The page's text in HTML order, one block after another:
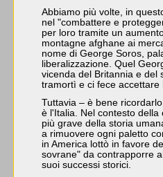
Abbiamo più volte, in
nel "combattere e
per loro tramite un
montagne afghane ai
nome di George Soros,
liberalizzazione. Quel
vicenda del Britannia e del
tramortì e ci fece
Tuttavia – è bene
è l'Italia. Nel contesto
più grave della storia
a rimuovere ogni paletto
in America lottò in favore
sovrane" da contrapporre
suoi successi storici.